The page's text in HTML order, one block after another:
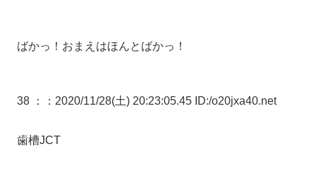
ばかっ！おまえはほんとばかっ！
38 ： ：2020/11/28(土) 20:23:05.45 ID:/o20jxa40.net
歯槽JCT